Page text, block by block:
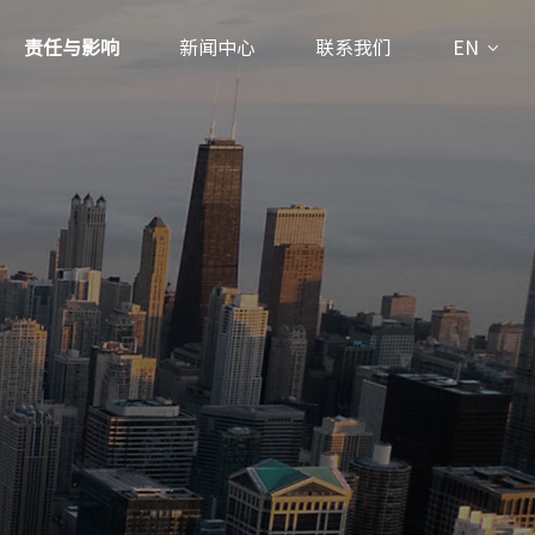
EN
责任与影响 新闻中心 联系我们